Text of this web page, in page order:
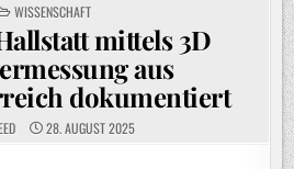
POSTED
IN
WISSENSCHAFT
mittels 3D
aus
dokumentiert
28. AUGUST 2025